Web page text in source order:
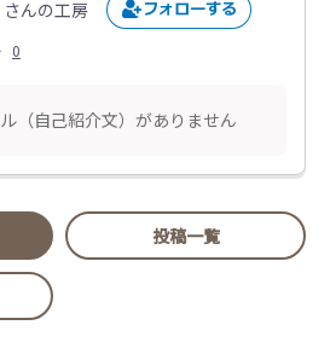
さんの工房
0
（自己紹介文）がありません
投稿一覧